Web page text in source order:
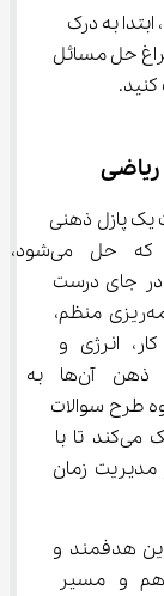
به درک
حل مسائل
ریاضی
قطعات یک پازل ذهنی
تشبیه کرد؛ هر تمرین و مسئله‌ای که حل می‌شود،
در جای درست
خود قرار می‌دهد. اگر دانش‌آموزان با برنامه‌ریزی منظم،
انرژی و
الکتریسیته را تمرین و تکرار
با شیوه طرح سوالات
و دانلود نمونه سوالات یازدهم ریاضی کمک می‌کند تا با
و مدیریت زمان
هدفمند و
و مسیر